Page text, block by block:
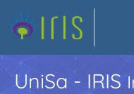
UniSa - IRIS